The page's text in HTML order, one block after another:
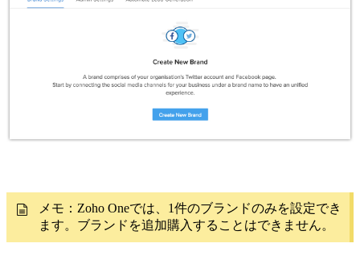
メモ：Zoho Oneでは、1件のブランドのみを設定でき
ます。ブランドを追加購入することはできません。